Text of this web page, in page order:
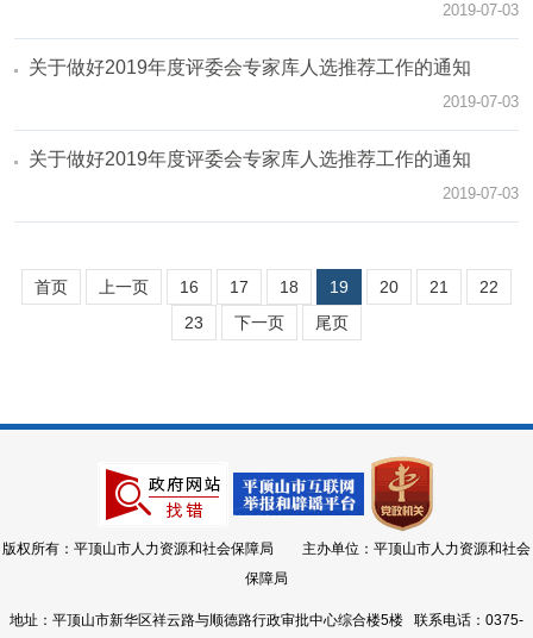
2019-07-03
关于做好2019年度评委会专家库人选推荐工作的通知
2019-07-03
关于做好2019年度评委会专家库人选推荐工作的通知
2019-07-03
首页 上一页 16 17 18 19 20 21
22
23
下一页 尾页
版权所有：平顶山市人力资源和社会保障局 主办单位：平顶山市人力资源和社会
保障局
地址：平顶山市新华区祥云路与顺德路行政审批中心综合楼5楼 联系电话：0375-